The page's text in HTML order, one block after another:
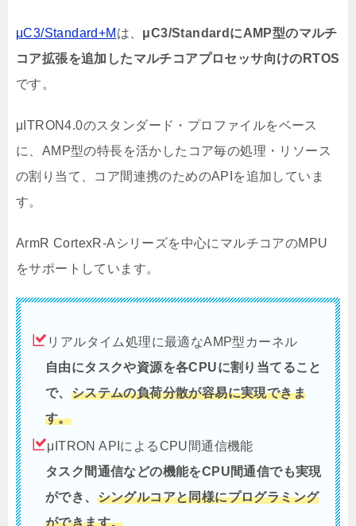
μC3/Standard+M は、 μC3/StandardにAMP型のマルチ
コア拡張を追加したマルチコアプロセッサ向けのRTOS
です。
μITRON4.0のスタンダード・プロファイルをベース
に、AMP型の特長を活かしたコア毎の処理・リソース
の割り当て、コア間連携のためのAPIを追加していま
す。
ArmR CortexR-Aシリーズを中心にマルチコアのMPU
をサポートしています。
リアルタイム処理に最適なAMP型カーネル
自由にタスクや資源を各CPUに割り当てること
で、 システムの負荷分散が容易に実現できま
す。
μITRON APIによるCPU間通信機能
タスク間通信などの機能をCPU間通信でも実現
ができ、 シングルコアと同様にプログラミング
ができます。